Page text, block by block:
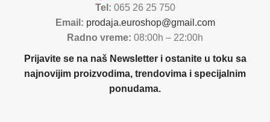
Tel: 065 26 25 750
Email: prodaja.euroshop@gmail.com
Radno vreme: 08:00h – 22:00h
Prijavite se na naš Newsletter i ostanite u toku sa
najnovijim proizvodima, trendovima i specijalnim
ponudama.